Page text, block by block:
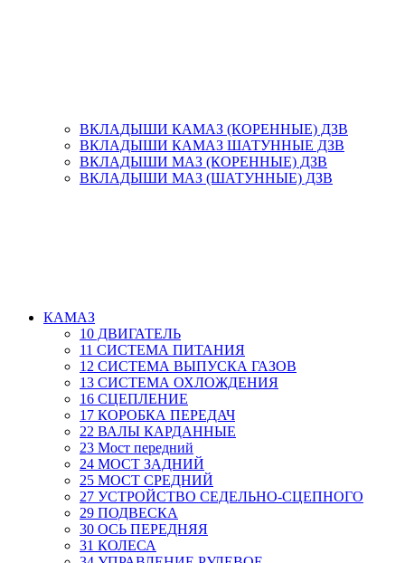
ВКЛАДЫШИ КАМАЗ (КОРЕННЫЕ) ДЗВ
ВКЛАДЫШИ КАМАЗ ШАТУННЫЕ ДЗВ
ВКЛАДЫШИ МАЗ (КОРЕННЫЕ) ДЗВ
ВКЛАДЫШИ МАЗ (ШАТУННЫЕ) ДЗВ
КАМАЗ
10 ДВИГАТЕЛЬ
11 СИСТЕМА ПИТАНИЯ
12 СИСТЕМА ВЫПУСКА ГАЗОВ
13 СИСТЕМА ОХЛОЖДЕНИЯ
16 СЦЕПЛЕНИЕ
17 КОРОБКА ПЕРЕДАЧ
22 ВАЛЫ КАРДАННЫЕ
23 Мост передний
24 МОСТ ЗАДНИЙ
25 МОСТ СРЕДНИЙ
27 УСТРОЙСТВО СЕДЕЛЬНО-СЦЕПНОГО
29 ПОДВЕСКА
30 ОСЬ ПЕРЕДНЯЯ
31 КОЛЕСА